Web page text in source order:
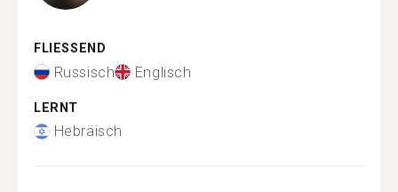
FLIESSEND
Russisch Englisch
LERNT
Hebräisch